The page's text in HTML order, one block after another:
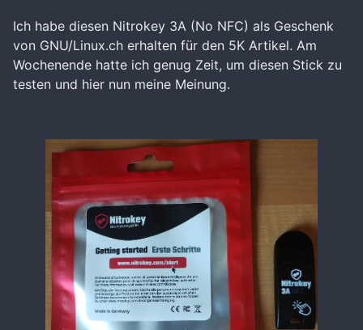
Ich habe diesen Nitrokey 3A (No NFC) als Geschenk
von GNU/Linux.ch erhalten für den 5K Artikel. Am
Wochenende hatte ich genug Zeit, um diesen Stick zu
testen und hier nun meine Meinung.